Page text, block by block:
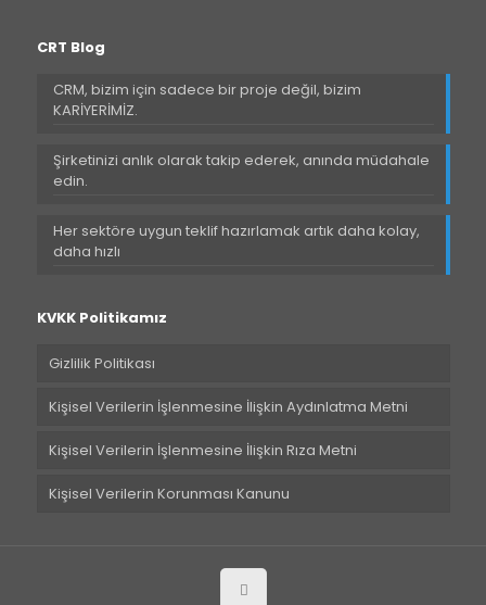
CRT Blog
CRM, bizim için sadece bir proje değil, bizim
KARİYERİMİZ.
Şirketinizi anlık olarak takip ederek, anında müdahale
edin.
Her sektöre uygun teklif hazırlamak artık daha kolay,
daha hızlı
KVKK Politikamız
Gizlilik Politikası
Kişisel Verilerin İşlenmesine İlişkin Aydınlatma Metni
Kişisel Verilerin İşlenmesine İlişkin Rıza Metni
Kişisel Verilerin Korunması Kanunu